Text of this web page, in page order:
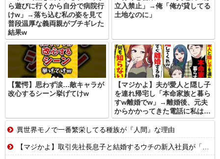
ら遊びに行くから自分で病院行
けw」→落ち込む私の姿を見て
普段温厚な義両親がブチギレた
結果w
立入禁止」→俺「俺が貸してる
土地なのに」
【驚愕】思わず涙…敵キャラが
改心するシーン挙げてけw
【マジかよ】夫が愛人と隠し子
を連れ帰宅し「本命家族と暮ら
すw離婚でw」→離婚後、元夫
からかかってきた電話に私は…
異世界モノで一番繁栄してる種族が『人間』な理由
【マジかよ】取引先社長息子と結婚するウチの新入社員が「結婚も契約も中止になりました…」→俺「こっちもグループ全社の取引中止しよう」